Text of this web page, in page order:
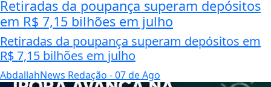
Retiradas da poupança superam depósitos
em R$ 7,15 bilhões em julho
Retiradas da poupança superam depósitos em
R$ 7,15 bilhões em julho
AbdallahNews Redação- 07 de Ago